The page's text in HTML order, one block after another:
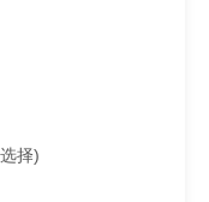
择)